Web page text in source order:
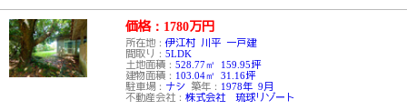
価格：1780万円
所在地：伊江村 川平 一戸建
間取り：5LDK
土地面積：528.77㎡ 159.95坪
建物面積： 103.04㎡ 31.16坪
駐車場： ナシ 築年： 1978年 9月
不動産会社：株式会社 琉球リゾート